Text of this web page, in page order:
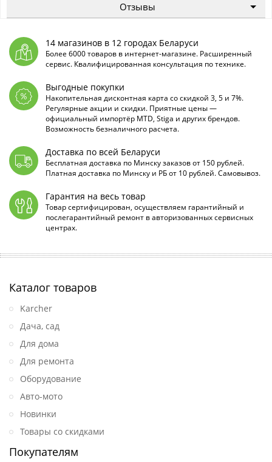
Отзывы
14 магазинов в 12 городах Беларуси
Более 6000 товаров в интернет-магазине. Расширенный
сервис. Квалифицированная консультация по технике.
Выгодные покупки
Накопительная дисконтная карта со скидкой 3, 5 и 7%.
Регулярные акции и скидки. Приятные цены —
официальный импортёр MTD, Stiga и других брендов.
Возможность безналичного расчета.
Доставка по всей Беларуси
Бесплатная доставка по Минску заказов от 150 рублей.
Платная доставка по Минску и РБ от 10 рублей. Самовывоз.
Гарантия на весь товар
Товар сертифицирован, осуществляем гарантийный и
послегарантийный ремонт в авторизованных сервисных
центрах.
Каталог товаров
Karcher
Дача, сад
Для дома
Для ремонта
Оборудование
Авто-мото
Новинки
Товары со скидками
Покупателям